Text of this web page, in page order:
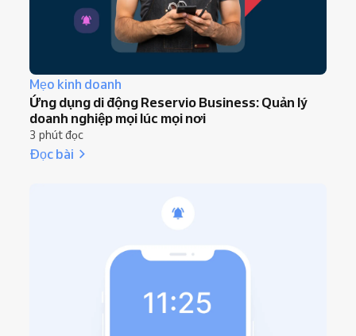
Mẹo kinh doanh
Ứng dụng di động Reservio Business: Quản lý
doanh nghiệp mọi lúc mọi nơi
3 phút đọc
Đọc bài